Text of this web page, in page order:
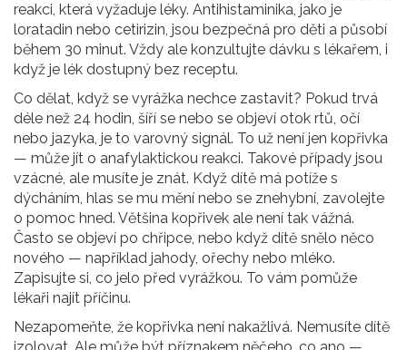
reakci, která vyžaduje léky. Antihistaminika, jako je
loratadin nebo cetirizin, jsou bezpečná pro děti a působí
během 30 minut. Vždy ale konzultujte dávku s lékařem, i
když je lék dostupný bez receptu.
Co dělat, když se vyrážka nechce zastavit? Pokud trvá
déle než 24 hodin, šíří se nebo se objeví otok rtů, očí
nebo jazyka, je to varovný signál. To už není jen kopřivka
— může jít o anafylaktickou reakci. Takové případy jsou
vzácné, ale musíte je znát. Když dítě má potíže s
dýcháním, hlas se mu mění nebo se znehybní, zavolejte
o pomoc hned. Většina kopřivek ale není tak vážná.
Často se objeví po chřipce, nebo když dítě snělo něco
nového — například jahody, ořechy nebo mléko.
Zapisujte si, co jelo před vyrážkou. To vám pomůže
lékaři najít příčinu.
Nezapomeňte, že kopřivka není nakažlivá. Nemusíte dítě